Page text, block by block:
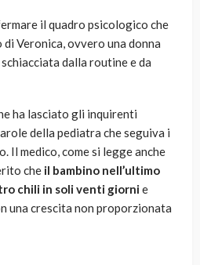
il quadro psicologico che
Veronica, ovvero una donna
dalla routine e da
ha lasciato gli inquirenti
della pediatra che seguiva i
Il medico, come si legge anche
che il bambino nell’ultimo
chili in soli venti giornie
una crescita non proporzionata